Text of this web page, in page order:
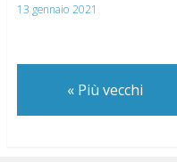
13 gennaio 2021
«Più vecchi